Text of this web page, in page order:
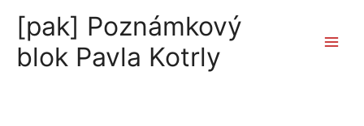
obsah
[pak] Poznámkový
blok Pavla Kotrly